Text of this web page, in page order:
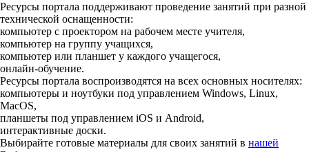
Ресурсы портала поддерживают проведение занятий при разной
технической оснащенности:
компьютер с проектором на рабочем месте учителя,
компьютер на группу учащихся,
компьютер или планшет у каждого учащегося,
онлайн-обучение.
Ресурсы портала воспроизводятся на всех основных носителях:
компьютеры и ноутбуки под управлением Windows, Linux,
MacOS,
планшеты под управлением iOS и Android,
интерактивные доски.
Выбирайте готовые материалы для своих занятий в нашей